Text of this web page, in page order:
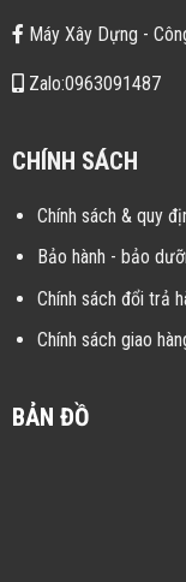
Máy Xây Dựng -
Zalo:0963091487
CHÍNH SÁCH
Chính sách & quy
Bảo hành - bảo
Chính sách đổi trả
Chính sách giao
BẢN ĐỒ